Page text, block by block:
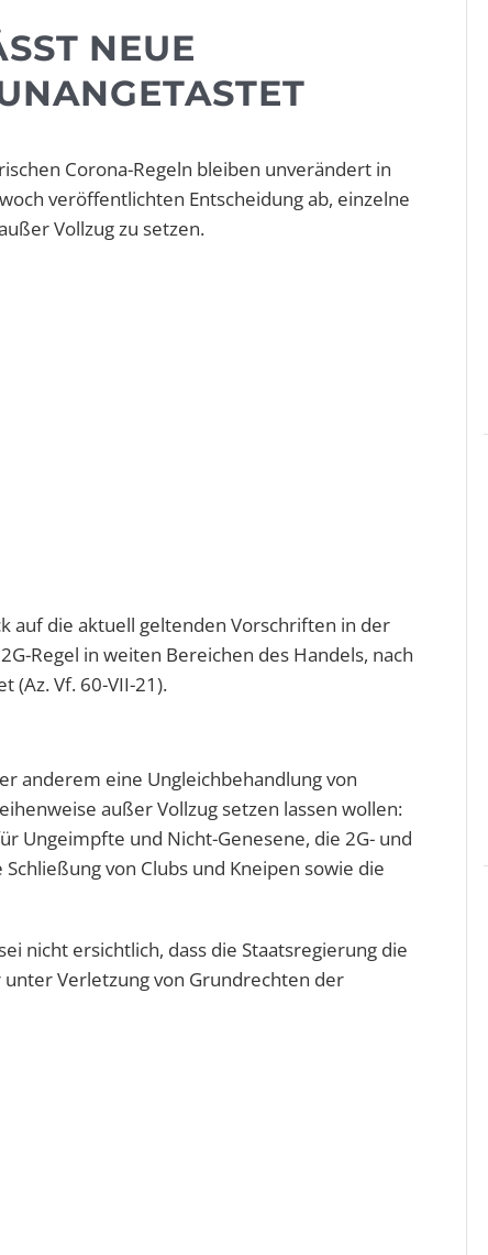
NEUE
Corona-Regeln bleiben unverändert in
veröffentlichten Entscheidung ab, einzelne
Vollzug zu setzen.
auf die aktuell geltenden Vorschriften in der
Regel in weiten Bereichen des Handels, nach
(Az. Vf. 60-VII-21).
anderem eine Ungleichbehandlung von
außer Vollzug setzen lassen wollen:
Ungeimpfte und Nicht-Genesene, die 2G- und
von Clubs und Kneipen sowie die
nicht ersichtlich, dass die Staatsregierung die
Verletzung von Grundrechten der